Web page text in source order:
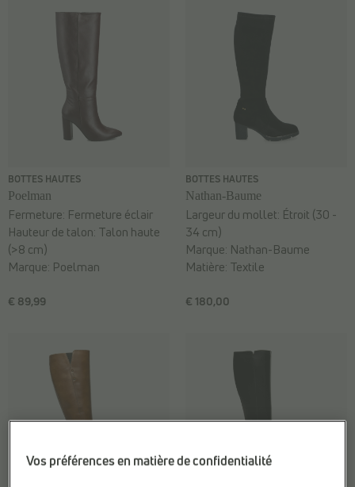
BOTTES HAUTES
Poelman
€ 89,99
Fermeture: Fermeture éclair
Hauteur de talon: Talon haute
(>8 cm)
Marque: Poelman
BOTTES HAUTES
Nathan-Baume
€ 180,00
Largeur du mollet: Étroit (30 -
34 cm)
Marque: Nathan-Baume
Matière: Textile
Vos préférences en matière de confidentialité